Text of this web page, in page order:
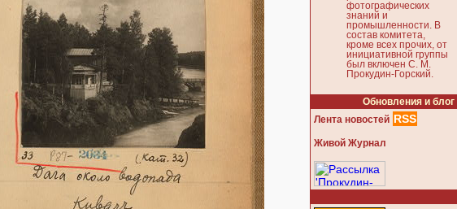
фотографических
знаний и
промышленности. В
состав комитета,
кроме всех прочих, от
инициативной группы
был включен С. М.
Прокудин-Горский.
Обновления и блог
Лента новостей RSS
Живой Журнал